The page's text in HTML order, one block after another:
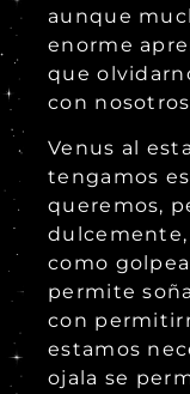
aunque
enorme
que
con
Venus al
tengamos
queremos,
como
permite
con
estamos
ojala se